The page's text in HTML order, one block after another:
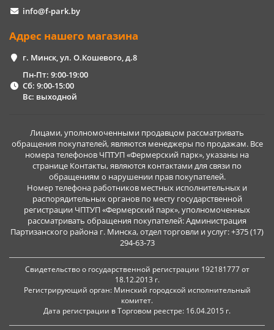
info@f-park.by
Адрес нашего магазина
г. Минск, ул. О.Кошевого, д.8
Пн-Пт: 9:00-19:00
Сб: 9:00-15:00
Вс: выходной
Лицами, уполномоченными продавцом рассматривать
обращения покупателей, являются менеджеры по продажам. Все
номера телефонов ЧПТУП «Фермерский парк», указаны на
странице Контакты, являются контактами для связи по
обращениям о нарушении прав покупателей.
Номер телефона работников местных исполнительных и
распорядительных органов по месту государственной
регистрации ЧПТУП «Фермерский парк», уполномоченных
рассматривать обращения покупателей: Администрация
Партизанского района г. Минска, отдел торговли и услуг: +375 (17)
294-63-73
Свидетельство о государственной регистрации 192181777 от
18.12.2013 г.
Регистрирующий орган: Минский городской исполнительный
комитет.
Дата регистрации в Торговом реестре: 16.04.2015 г.